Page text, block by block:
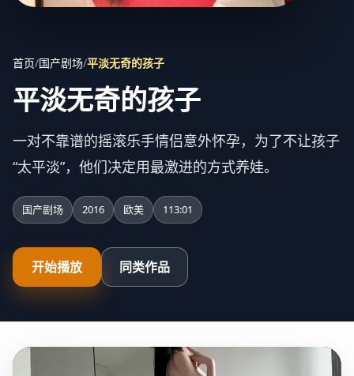
首页/国产剧场/平淡无奇的孩子
平淡无奇的孩子
一对不靠谱的摇滚乐手情侣意外怀孕，为了不让孩子
“太平淡”，他们决定用最激进的方式养娃。
国产剧场 2016 欧美 113:01
开始播放 同类作品